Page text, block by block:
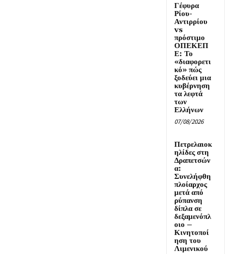
Γέφυρα
Ρίου-
Αντιρρίου
vs
πρόστιμο
ΟΠΕΚΕΠ
Ε: Το
«διαφορετι
κό» πώς
ξοδεύει μια
κυβέρνηση
τα λεφτά
των
Ελλήνων
07/08/2026
Πετρελαιοκ
ηλίδες στη
Δραπετσών
α:
Συνελήφθη
πλοίαρχος
μετά από
ρύπανση
δίπλα σε
δεξαμενόπλ
οιο –
Κινητοποί
ηση του
Λιμενικού